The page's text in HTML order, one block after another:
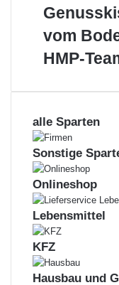
Dein Job mit
Leiblachtal
KFZ
Meisterbetrieb
Genusskiste
Delikatessen
vom
vom
HMP-
HMP-
alle Sparten
Sonstige
Onlineshop
Lebensmittel
KFZ
Hausbau und